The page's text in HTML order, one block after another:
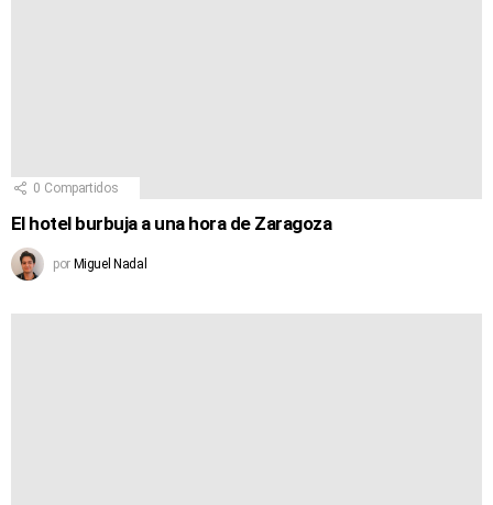
0 Compartidos
El hotel burbuja a una hora de Zaragoza
por Miguel Nadal